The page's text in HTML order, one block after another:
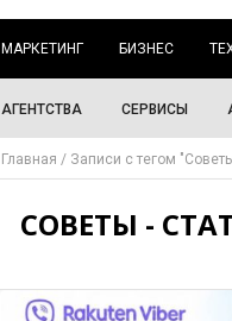
МАРКЕТИНГ БИЗНЕС
АГЕНТСТВА СЕРВИСЫ
Главная Записи с тегом
СОВЕТЫ -